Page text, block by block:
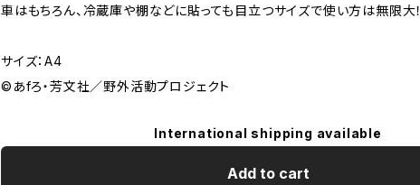
車はもちろん、冷蔵庫や棚などに貼っても目立つサイズで使い方は無限大！
サイズ：A4
©あfろ・芳文社／野外活動プロジェクト
International shipping available
Add to cart